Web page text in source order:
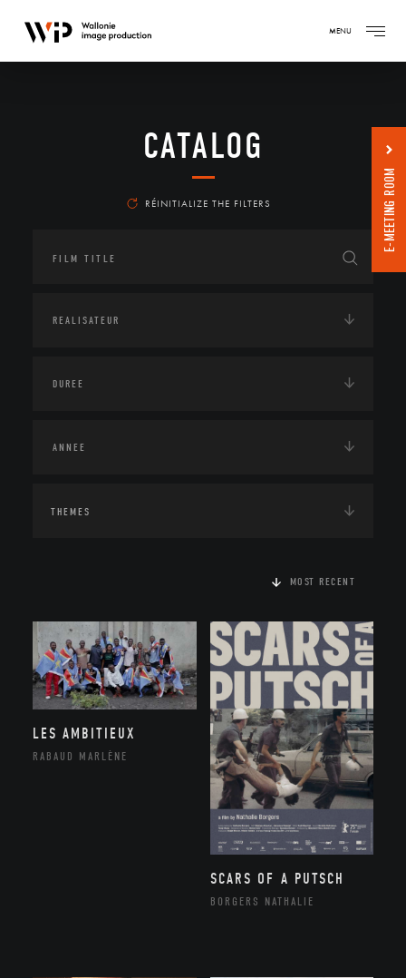
MENU
CATALOG
RÉINITIALIZE THE FILTERS
THEMES
MOST RECENT
LES AMBITIEUX
RABAUD MARLÈNE
SCARS OF A PUTSCH
BORGERS NATHALIE
E-MEETING ROOM